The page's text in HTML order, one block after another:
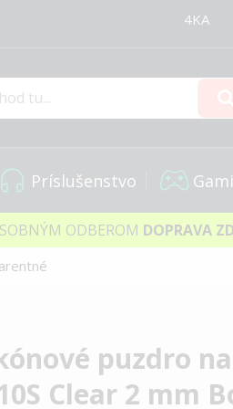
4KA
Príslušenstvo
ODBEROM DOPRAVA
puzdro
Clear 2 mm